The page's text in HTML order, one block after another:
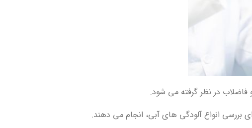
در نظر گرفته می شود.
بررسی انواع آلودگی های آبی، انجام می دهند.